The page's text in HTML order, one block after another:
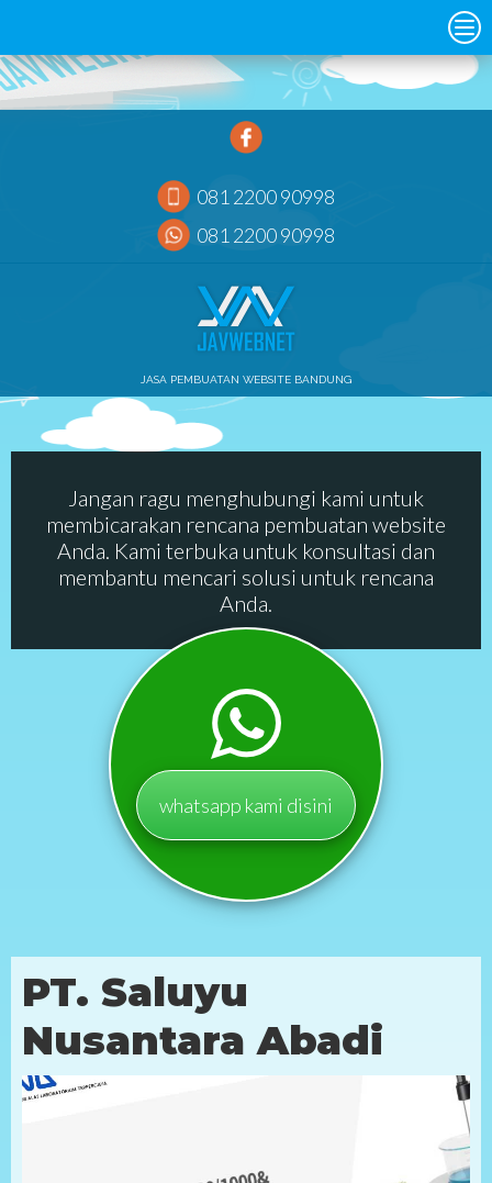
081 2200 90998
081 2200 90998
JASA PEMBUATAN WEBSITE BANDUNG
Jangan ragu menghubungi kami untuk
membicarakan rencana pembuatan website
Anda. Kami terbuka untuk konsultasi dan
membantu mencari solusi untuk rencana
Anda.
whatsapp kami disini
PT. Saluyu
Nusantara Abadi